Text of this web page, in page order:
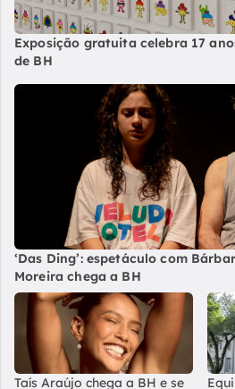
Exposição gratuita celebra 17
de BH
‘Das Ding’: espetáculo com
Moreira chega a BH
Taís Araújo chega a BH e se